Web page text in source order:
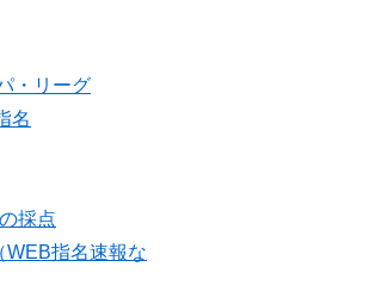
・リーグ
名
採点
WEB指名速報な